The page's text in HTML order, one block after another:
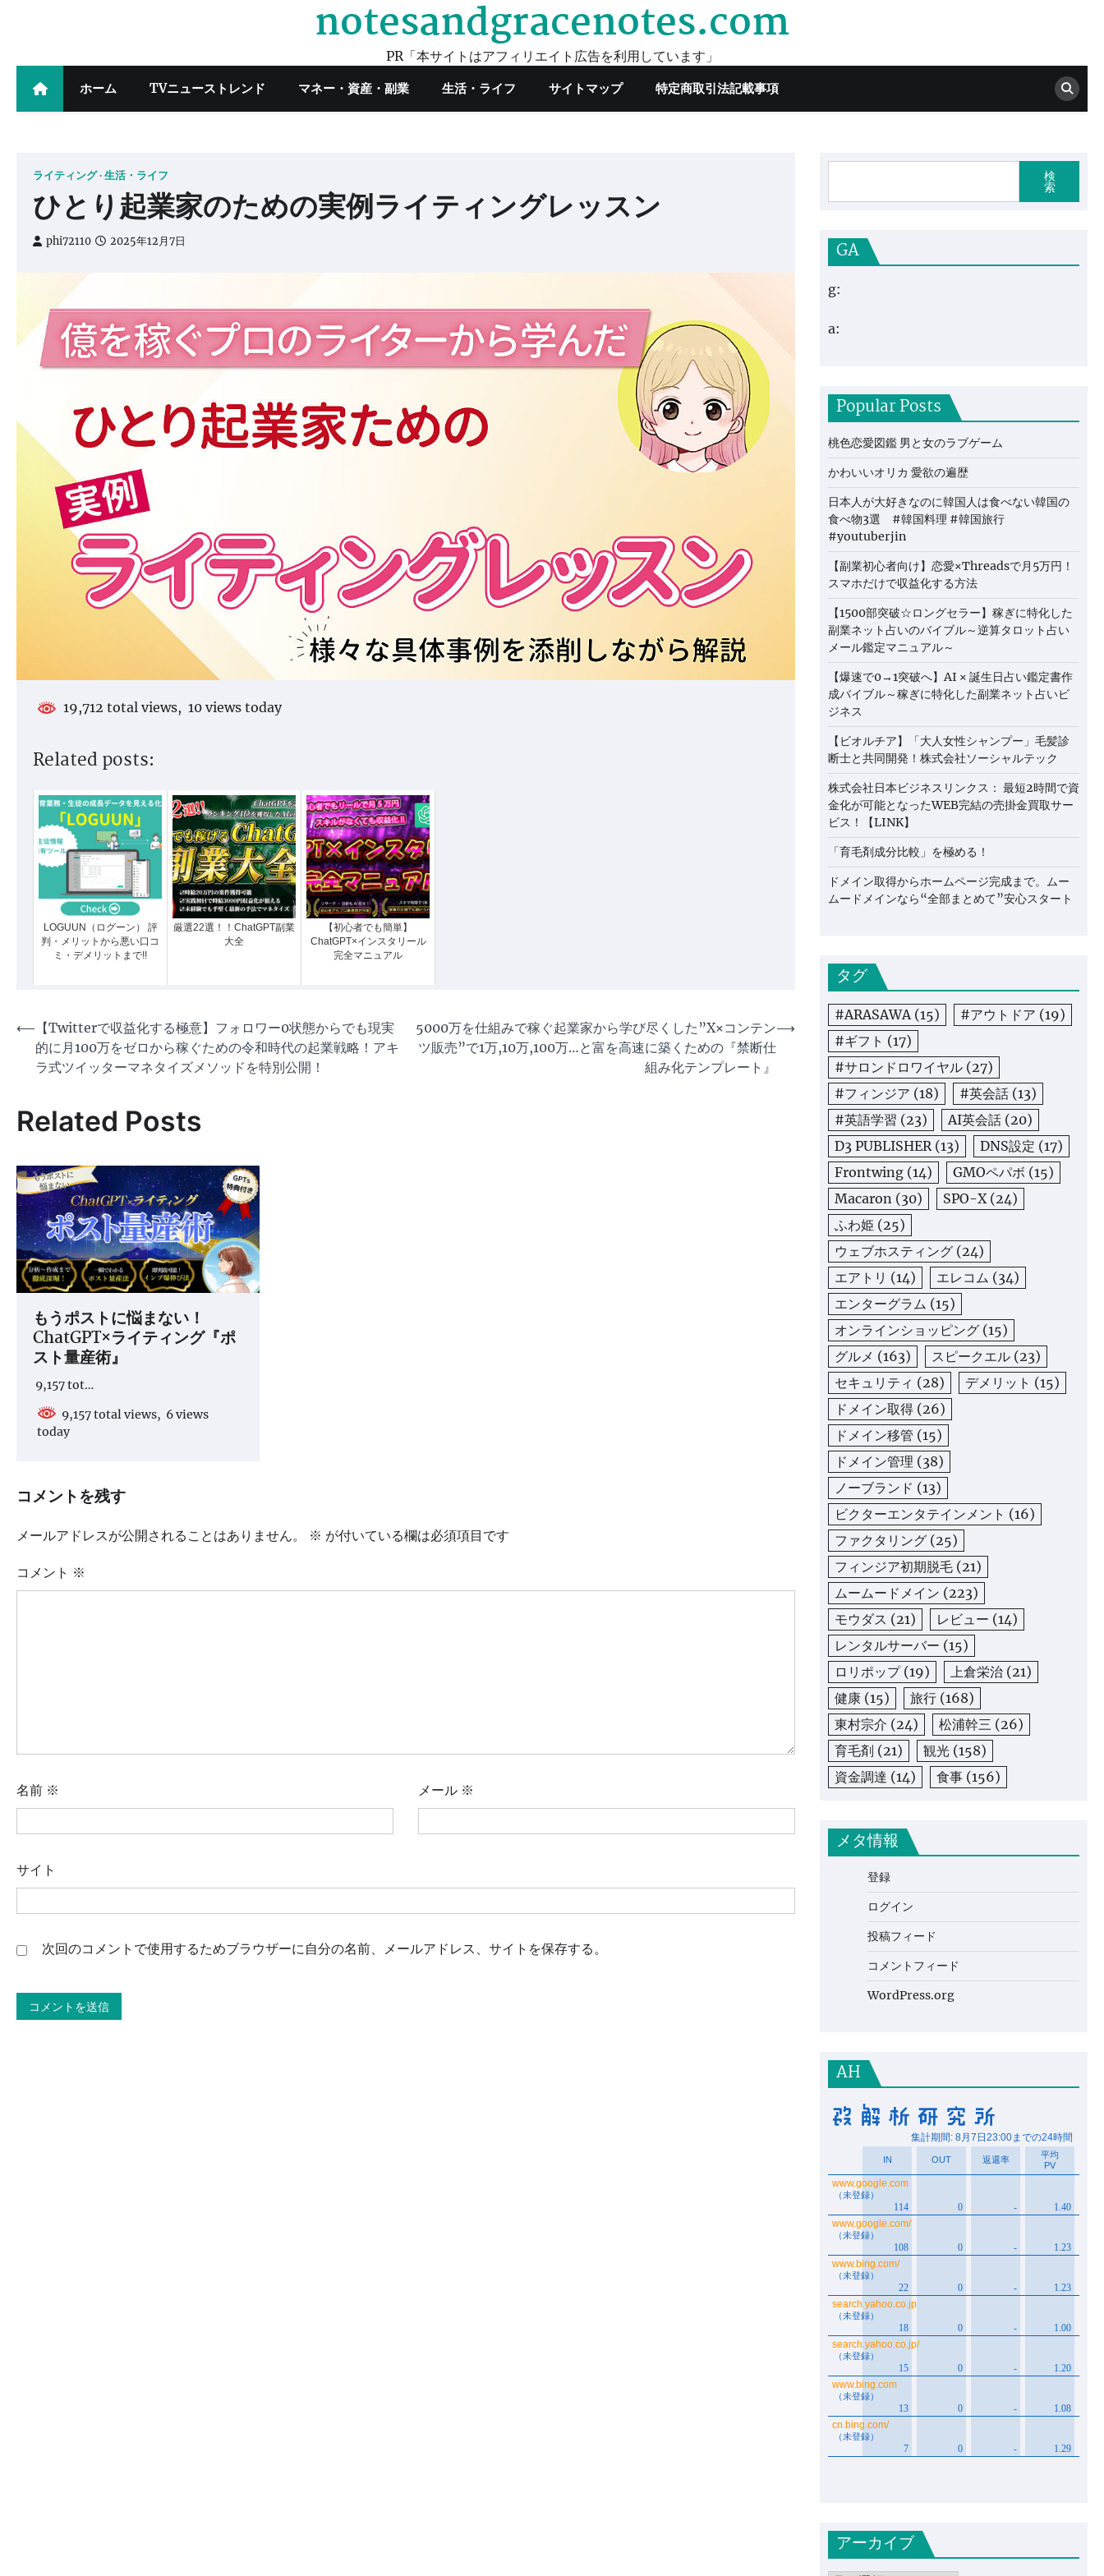
notesandgracenotes.com
PR「本サイトはアフィリエイト広告を利用しています」
ホーム TVニューストレンド マネー・資産・副業 生活・ライフ サイトマップ 特定商取引法記載事項
ライティング 生活・ライフ
ひとり起業家のための実例ライティングレッスン
phi72110 2025年12月7日
19,712 total views, 10 views today
Related posts:
LOGUUN（ログーン） 評
判・メリットから悪い口コ
ミ・デメリットまで!!
厳選22選！！ChatGPT副業
大全
【初心者でも簡単】
ChatGPT×インスタリール
完全マニュアル
投
ビ
ゲ
シ
ョ
ン
⟵ 【Twitterで収益化する極意】フォロワー0状態からでも現実
的に月100万をゼロから稼ぐための令和時代の起業戦略！アキ
ラ式ツイッターマネタイズメソッドを特別公開！
5000万を仕組みで稼ぐ起業家から学び尽くした”X×コンテン
ツ販売”で1万,10万,100万…と富を高速に築くための『禁断仕
組み化テンプレート』
⟶
Related Posts
もうポストに悩まない！
ChatGPT×ライティング『ポ
スト量産術』
9,157 tot…
9,157 total views, 6 views
today
コメントを残す
メールアドレスが公開されることはありません。 ※ が付いている欄は必須項目です
コメント ※
名前 ※ メール ※
サイト
次回のコメントで使用するためブラウザーに自分の名前、メールアドレス、サイトを保存する。
検
索
GA
g:
a:
Popular Posts
桃色恋愛図鑑 男と女のラブゲーム
かわいいオリカ 愛欲の遍歴
日本人が大好きなのに韓国人は食べない韓国の
食べ物3選 #韓国料理 #韓国旅行
#youtuberjin
【副業初心者向け】恋愛×Threadsで月5万円！
スマホだけで収益化する方法
【1500部突破☆ロングセラー】稼ぎに特化した
副業ネット占いのバイブル～逆算タロット占い
メール鑑定マニュアル～
【爆速で0→1突破へ】AI × 誕生日占い鑑定書作
成バイブル～稼ぎに特化した副業ネット占いビ
ジネス
【ビオルチア】「大人女性シャンプー」毛髪診
断士と共同開発！株式会社ソーシャルテック
株式会社日本ビジネスリンクス： 最短2時間で資
金化が可能となったWEB完結の売掛金買取サー
ビス！【LINK】
「育毛剤成分比較」を極める！
ドメイン取得からホームページ完成まで。ムー
ムードメインなら“全部まとめて”安心スタート
タグ
#ARASAWA(15) #アウトドア (19)
#ギフト (17)
#サロンドロワイヤル (27)
#フィンジア (18) #英会話 (13)
#英語学習 (23) AI英会話 (20)
D3 PUBLISHER(13) DNS設定 (17)
Frontwing (14) GMOペパボ (15)
Macaron (30) SPO-X(24)
ふわ姫 (25)
ウェブホスティング (24)
エアトリ (14) エレコム (34)
エンターグラム (15)
オンラインショッピング (15)
グルメ (163) スピークエル (23)
セキュリティ (28) デメリット (15)
ドメイン取得 (26)
ドメイン移管 (15)
ドメイン管理 (38)
ノーブランド (13)
ビクターエンタテインメント (16)
ファクタリング (25)
フィンジア初期脱毛 (21)
ムームードメイン (223)
モウダス (21) レビュー (14)
レンタルサーバー (15)
ロリポップ(19) 上倉栄治 (21)
健康 (15) 旅行 (168)
東村宗介 (24) 松浦幹三 (26)
育毛剤 (21) 観光 (158)
資金調達 (14) 食事 (156)
メタ情報
登録
ログイン
投稿フィード
コメントフィード
WordPress.org
AH
アーカイブ